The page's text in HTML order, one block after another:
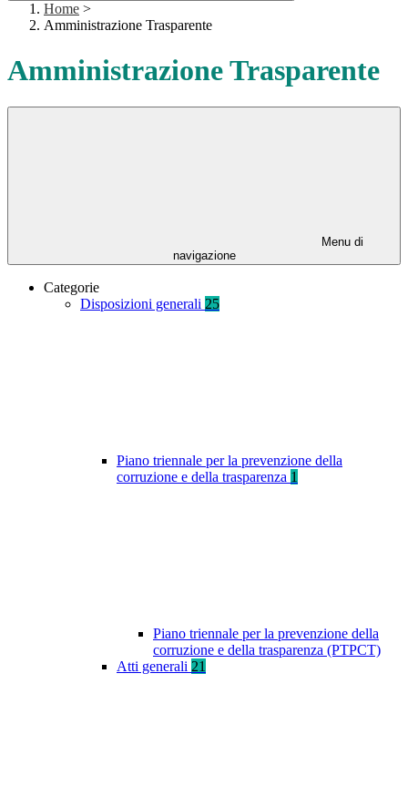
Home >
Amministrazione Trasparente
Amministrazione Trasparente
Menu di
navigazione
Categorie
Disposizioni generali 25
Piano triennale per la prevenzione della
corruzione e della trasparenza 1
Piano triennale per la prevenzione della
corruzione e della trasparenza (PTPCT)
Atti generali 21